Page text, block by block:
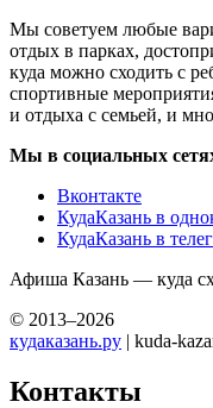
Мы советуем любые
отдых в парках,
куда можно сходить с
спортивные
и отдыха с семьей, и
Мы в социальных
Вконтакте
КудаКазань в
КудаКазань в
Афиша Казань — куда
© 2013–2026
кудаказань.ру | kuda-
Контакты